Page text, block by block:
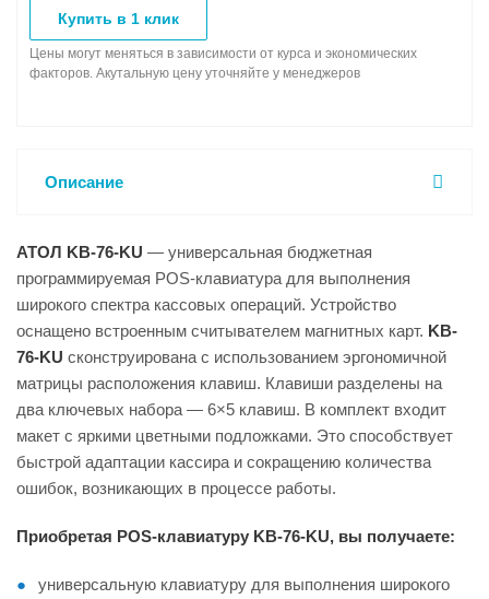
Купить в 1 клик
Цены могут меняться в зависимости от курса и экономических
факторов. Акутальную цену уточняйте у менеджеров
Описание
АТОЛ KB-76-KU — универсальная бюджетная
программируемая POS-клавиатура для выполнения
широкого спектра кассовых операций. Устройство
оснащено встроенным считывателем магнитных карт. KB-
76-KU сконструирована с использованием эргономичной
матрицы расположения клавиш. Клавиши разделены на
два ключевых набора — 6×5 клавиш. В комплект входит
макет с яркими цветными подложками. Это способствует
быстрой адаптации кассира и сокращению количества
ошибок, возникающих в процессе работы.
Приобретая POS-клавиатуру KB-76-KU, вы получаете:
универсальную клавиатуру для выполнения широкого